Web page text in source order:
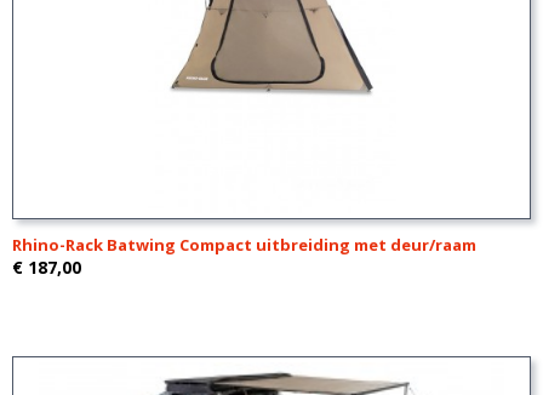
Rhino-Rack Batwing Compact uitbreiding met deur/raam
€ 187,00